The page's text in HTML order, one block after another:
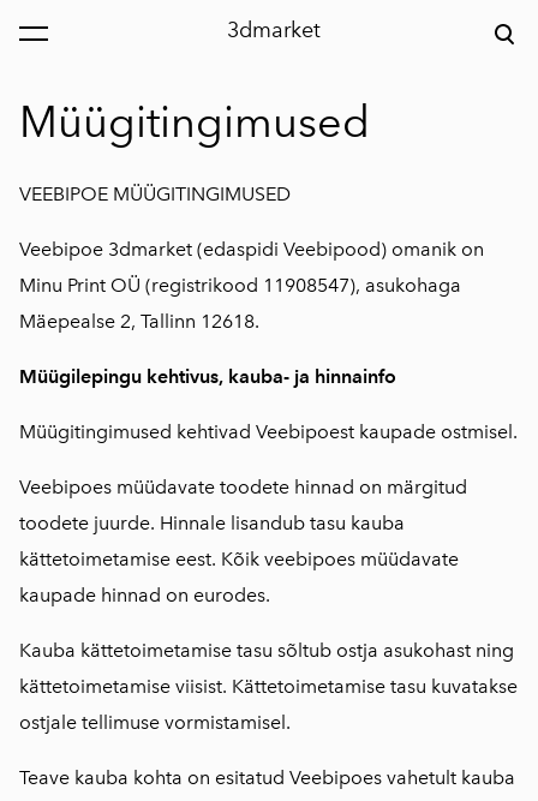
3dmarket
lisati ostukorvi. Vaata ostukorvi
Müügitingimused
VEEBIPOE MÜÜGITINGIMUSED
Veebipoe 3dmarket (edaspidi Veebipood) omanik on
Minu Print OÜ (registrikood 11908547), asukohaga
Mäepealse 2, Tallinn 12618.
Müügilepingu kehtivus, kauba- ja hinnainfo
Müügitingimused kehtivad Veebipoest kaupade ostmisel.
Veebipoes müüdavate toodete hinnad on märgitud
toodete juurde. Hinnale lisandub tasu kauba
kättetoimetamise eest. Kõik veebipoes müüdavate
kaupade hinnad on eurodes.
Kauba kättetoimetamise tasu sõltub ostja asukohast ning
kättetoimetamise viisist. Kättetoimetamise tasu kuvatakse
ostjale tellimuse vormistamisel.
Teave kauba kohta on esitatud Veebipoes vahetult kauba